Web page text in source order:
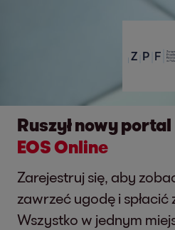
Ruszył nowy portal
EOS Online
Zarejestruj się, aby
zawrzeć ugodę i spłacić
Wszystko w jednym